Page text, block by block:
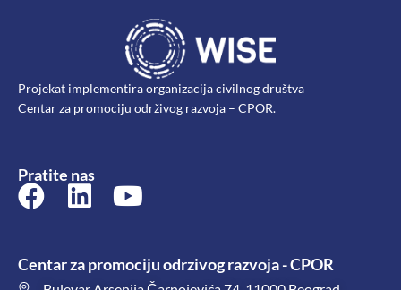
Projekat implementira organizacija civilnog društva
Centar za promociju održivog razvoja – CPOR.
Pratite nas
Centar za promociju odrzivog razvoja - CPOR